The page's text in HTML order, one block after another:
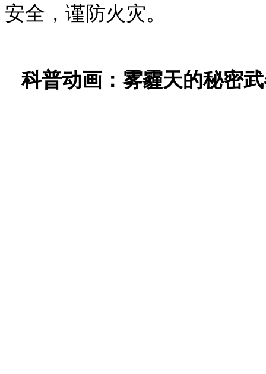
安全，谨防火灾。
科普动画：雾霾天的秘密